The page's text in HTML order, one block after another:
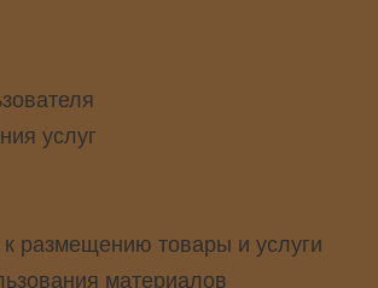
услуг
размещению товары и услуги
материалов